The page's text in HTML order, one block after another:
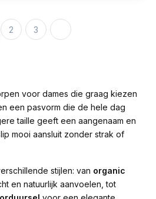
2 3
voor dames die graag kiezen
een pasvorm die de hele dag
taille geeft een aangenaam en
mooi aansluit zonder strak of
stijlen: van organic
en natuurlijk aanvoelen, tot